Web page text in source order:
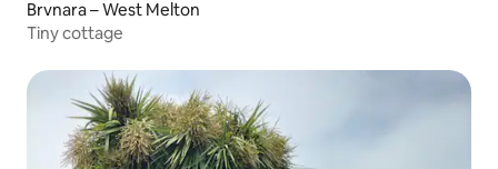
Brvnara – West Melton
Tiny cottage